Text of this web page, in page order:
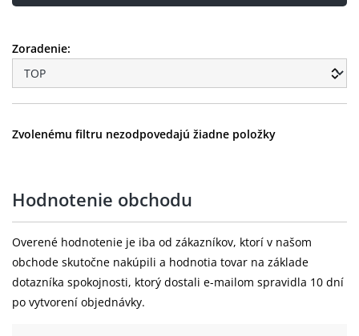
Zoradenie:
Zvolenému filtru nezodpovedajú žiadne položky
Hodnotenie obchodu
Overené hodnotenie je iba od zákazníkov, ktorí v našom
obchode skutočne nakúpili a hodnotia tovar na základe
dotazníka spokojnosti, ktorý dostali e-mailom spravidla 10 dní
po vytvorení objednávky.